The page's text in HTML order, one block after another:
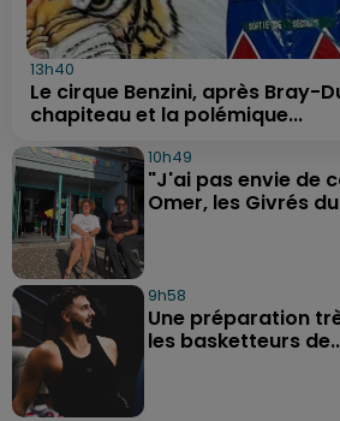
13h40
Le cirque Benzini, après Bray-
chapiteau et la polémique...
10h49
"J'ai pas envie de
Omer, les Givrés
9h58
Une préparation
les basketteurs